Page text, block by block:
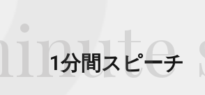
1分間スピーチ